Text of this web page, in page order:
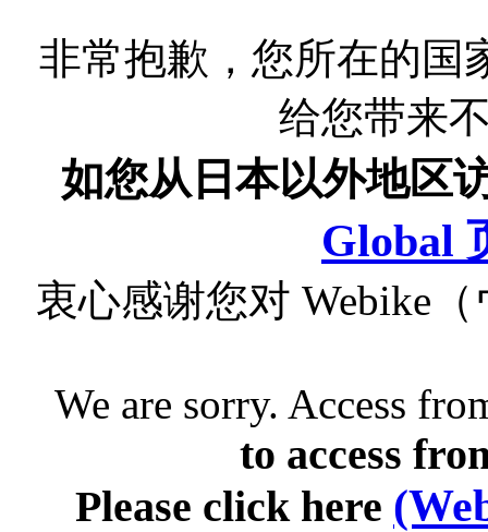
非常抱歉，您所在的国
给您带来
如您从日本以外地区
Global
衷心感谢您对 Webike
We are sorry. Access
to access
Please click here